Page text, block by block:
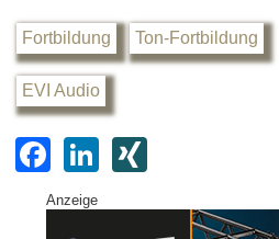
Fortbildung Ton-Fortbildung
EVI Audio
F
a
c
Li
k
G
Anzeige